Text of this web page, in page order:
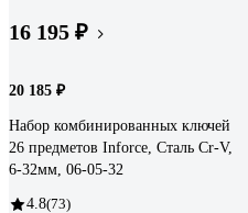
16 195 ₽
20 185 ₽
Набор комбинированных ключей
26 предметов Inforce, Сталь Cr-V,
6-32мм, 06-05-32
4.8(73)